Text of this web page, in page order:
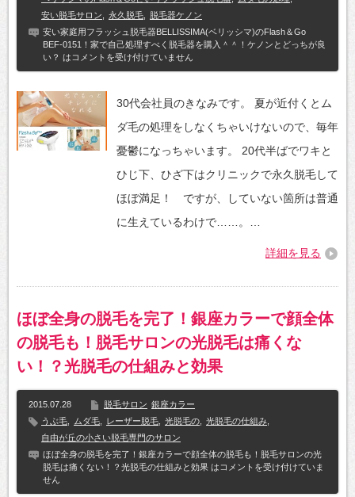
安い脱毛サロン
永久脱毛
脱毛器ケノン
安い家庭用フラッシュ脱毛器BELLISSIMA(ベリッシマ)のFlash＆Go
BEF-0151！家で自己処理すべく脱毛器を購入＾＾！ケノンとどっちが良
い？ は コメントを受け付けていません
30代会社員のきなみです。 夏が近付くとム
ダ毛の処理をしなくちゃいけないので、毎年
憂鬱になっちゃいます。 20代半ばでワキと
ひじ下、ひざ下はクリニックで永久脱毛して
ほぼ満足！ ですが、していない箇所は普通
に生えているわけで……。…
詳細を見る
ほぼ全身の脱毛を完了！銀座カラーで顔全体
の脱毛も！脱毛サロンの光脱毛は痛くな
い！？光脱毛の仕組みと効果
2015.07.28 脱毛サロン 銀座カラー
うぶ毛
ムダ毛 レーザー脱毛 光脱毛の 光脱毛の仕組み
自由が丘の小さい脱毛専門のサロン
ほぼ全身の脱毛を完了！銀座カラーで顔全体の脱毛も！脱毛サロンの光
脱毛は痛くない！？光脱毛の仕組みと効果 は コメントを受け付けていま
せん